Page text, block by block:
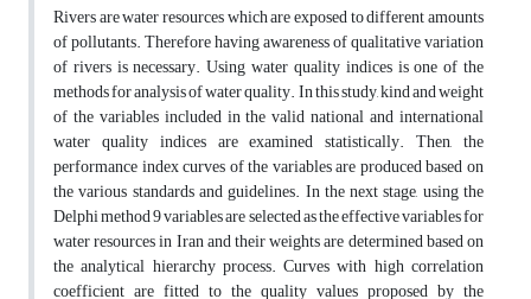
Rivers are water resources which are exposed to different amounts
of pollutants. Therefore having awareness of qualitative variation
of rivers is necessary. Using water quality indices is one of the
methods for analysis of water quality. In this study, kind and weight
of the variables included in the valid national and international
water quality indices are examined statistically. Then, the
performance index curves of the variables are produced based on
the various standards and guidelines. In the next stage, using the
Delphi method 9 variables are selected as the effective variables for
water resources in Iran and their weights are determined based on
the analytical hierarchy process. Curves with high correlation
coefficient are fitted to the quality values proposed by the